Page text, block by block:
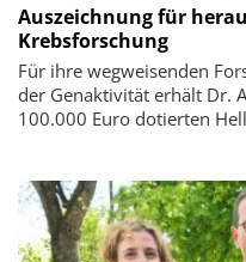
Auszeichnung für
Krebsforschung
Für ihre wegweisenden
der Genaktivität erhält Dr.
100.000 Euro dotierten